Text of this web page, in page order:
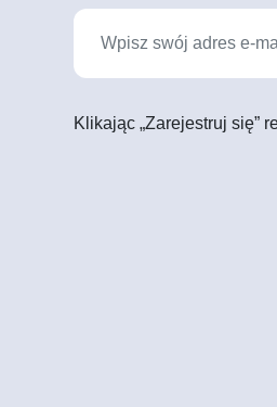
Klikając „Zarejestruj się”